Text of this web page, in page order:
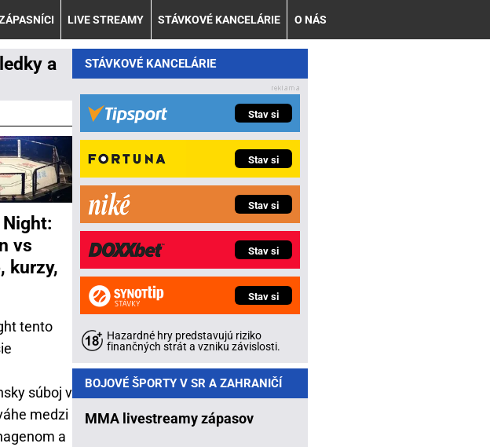
LIVE STREAMY STÁVKOVÉ KANCELÁRIE O NÁS
a
vs
kurzy,
tento
súboj v
medzi
a
STÁVKOVÉ KANCELÁRIE
Stav si
Stav si
Stav si
Stav si
Stav si
Hazardné hry predstavujú riziko
finančných strát a vzniku závislosti.
BOJOVÉ ŠPORTY V SR A ZAHRANIČÍ
MMA livestreamy zápasov